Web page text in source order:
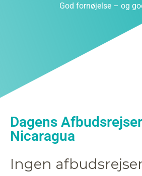
God fornøjelse – og
Dagens
Nicaragua
Ingen